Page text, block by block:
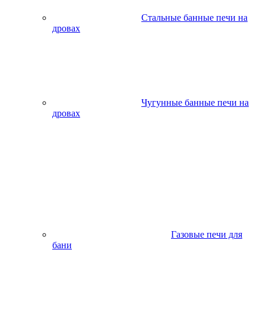
Стальные банные печи на
дровах
Чугунные банные печи на
дровах
Газовые печи для
бани